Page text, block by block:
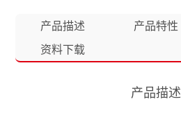
产品描述 产品特性
资料下载
产品描述